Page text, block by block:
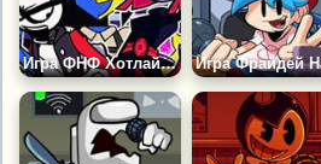
Игра ФНФ Хотлайн 024